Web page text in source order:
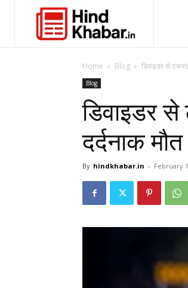
Home Blog डिवाइडर से
Blog
डिवाइडर
दर्दनाक मौत
By hindkhabar.in - February